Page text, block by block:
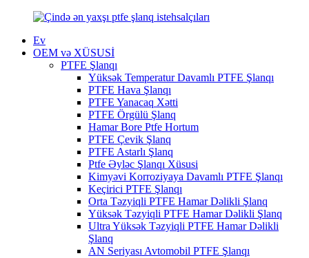
Ev
OEM və XÜSUSİ
PTFE Şlanqı
Yüksək Temperatur Davamlı PTFE Şlanqı
PTFE Hava Şlanqı
PTFE Yanacaq Xətti
PTFE Örgülü Şlanq
Hamar Bore Ptfe Hortum
PTFE Çevik Şlanq
PTFE Astarlı Şlanq
Ptfe Əyləc Şlanqı Xüsusi
Kimyəvi Korroziyaya Davamlı PTFE Şlanqı
Keçirici PTFE Şlanqı
Orta Təzyiqli PTFE Hamar Dəlikli Şlanq
Yüksək Təzyiqli PTFE Hamar Dəlikli Şlanq
Ultra Yüksək Təzyiqli PTFE Hamar Dəlikli
Şlanq
AN Seriyası Avtomobil PTFE Şlanqı